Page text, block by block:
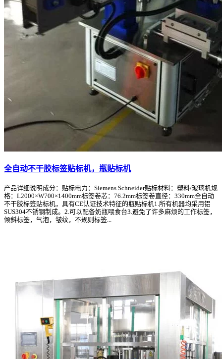
全自动不干胶标签贴标机，瓶贴标机
产品详细说明成分：贴标电力：Siemens Schneider贴标材料：塑料/玻璃机规
格：L2000×W700×1400mm标签卷芯：76.2mm标签卷直径：330mm全自动
不干胶标签贴标机，具有CE认证技术特征的瓶贴标机1.所有机器均采用铝
SUS304不锈钢制成。2.可以配备奶瓶喂食台3.避免了许多麻烦的工作标签，
倾斜标签，气泡，皱纹，不规则标签...